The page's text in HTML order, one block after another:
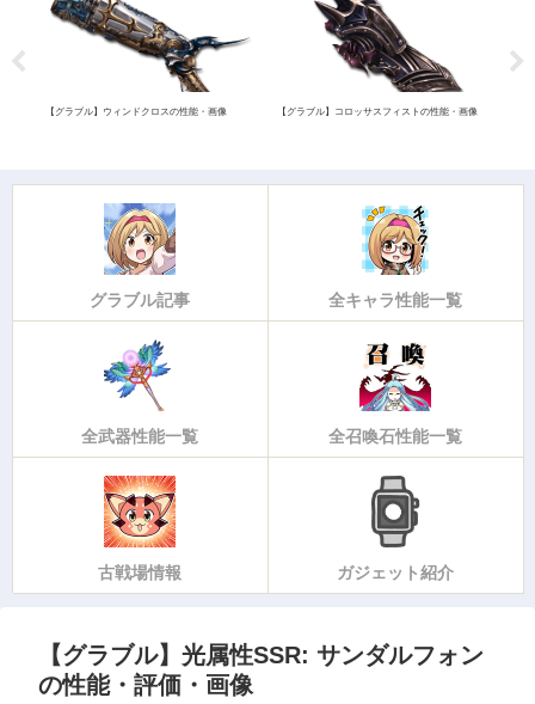
【グラブル】ウィンドクロスの性能・画像 【グラブル】コロッサスフィストの性能・画像
グラブル記事 全キャラ性能一覧
全武器性能一覧 全召喚石性能一覧
古戦場情報 ガジェット紹介
【グラブル】光属性SSR: サンダルフォン
の性能・評価・画像